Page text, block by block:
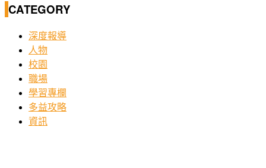
CATEGORY
深度報導
人物
校園
職場
學習專欄
多益攻略
資訊